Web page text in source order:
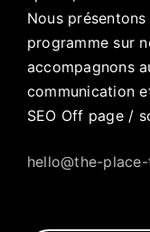
Nous
programme sur
accompagnons
communication
SEO Off page /
hello@the-